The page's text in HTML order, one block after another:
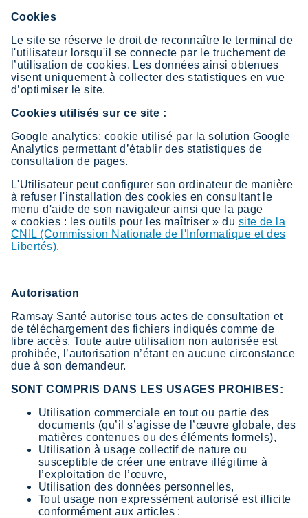
Cookies
Le site se réserve le droit de reconnaître le terminal de
l'utilisateur lorsqu'il se connecte par le truchement de
l’utilisation de cookies. Les données ainsi obtenues
visent uniquement à collecter des statistiques en vue
d’optimiser le site.
Cookies utilisés sur ce site :
Google analytics: cookie utilisé par la solution Google
Analytics permettant d’établir des statistiques de
consultation de pages.
L'Utilisateur peut configurer son ordinateur de manière
à refuser l'installation des cookies en consultant le
menu d'aide de son navigateur ainsi que la page
« cookies : les outils pour les maîtriser » du site de la
CNIL (Commission Nationale de l'Informatique et des
Libertés).
Autorisation
Ramsay Santé autorise tous actes de consultation et
de téléchargement des fichiers indiqués comme de
libre accès. Toute autre utilisation non autorisée est
prohibée, l’autorisation n’étant en aucune circonstance
due à son demandeur.
SONT COMPRIS DANS LES USAGES PROHIBES:
Utilisation commerciale en tout ou partie des
documents (qu’il s’agisse de l’œuvre globale, des
matières contenues ou des éléments formels),
Utilisation à usage collectif de nature ou
susceptible de créer une entrave illégitime à
l’exploitation de l’œuvre,
Utilisation des données personnelles,
Tout usage non expressément autorisé est illicite
conformément aux articles :